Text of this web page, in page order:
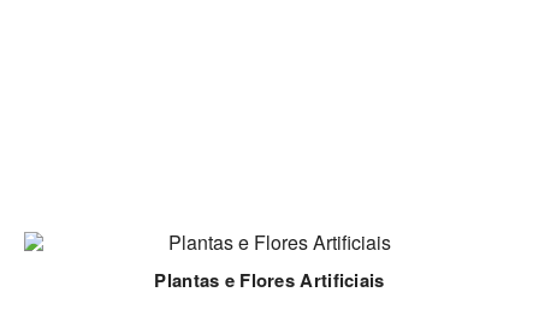
Plantas e Flores Artificiais